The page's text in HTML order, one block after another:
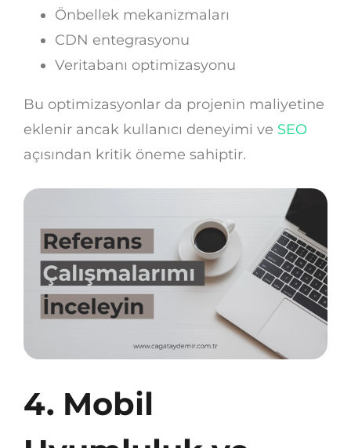
Önbellek mekanizmaları
CDN entegrasyonu
Veritabanı optimizasyonu
Bu optimizasyonlar da projenin maliyetine
eklenir ancak kullanıcı deneyimi ve SEO
açısından kritik öneme sahiptir.
4. Mobil